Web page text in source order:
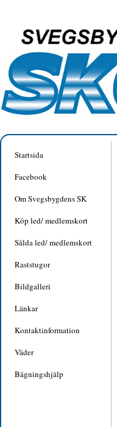
Startsida
Facebook
Om Svegsbygdens SK
Köp led/ medlemskort
Sålda led/ medlemskort
Raststugor
Bildgalleri
Länkar
Kontaktinformation
Väder
Bägningshjälp